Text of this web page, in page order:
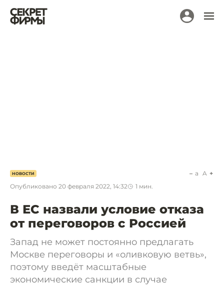
НОВОСТИ
Опубликовано 20 февраля 2022, 14:32 1 мин.
a A
В ЕС назвали условие отказа
от переговоров с Россией
Запад не может постоянно предлагать
Москве переговоры и «оливковую ветвь»,
поэтому введёт масштабные
экономические санкции в случае